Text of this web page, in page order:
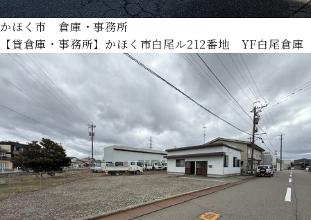
かほく市 倉庫・事務所
【貸倉庫・事務所】かほく市白尾ル212番地 YF白尾倉庫